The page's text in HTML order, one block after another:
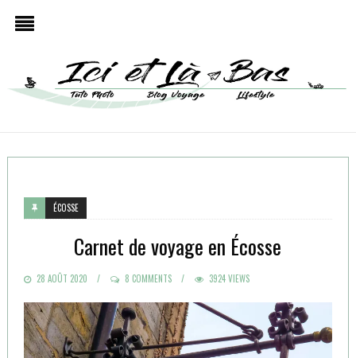
ÉCOSSE
Carnet de voyage en Écosse
POSTED
28 AOÛT 2020 8 COMMENTS 3924 VIEWS